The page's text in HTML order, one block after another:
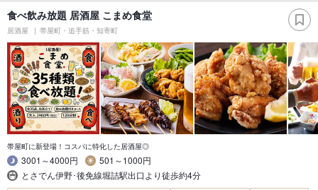
食べ飲み放題 居酒屋 こまめ食堂
居酒屋 帯屋町・追手筋・知寄町
帯屋町に新登場！コスパに特化した居酒屋◎
3001～4000円
501～1000円
とさでん伊野･後免線堀詰駅出口より徒歩約4分